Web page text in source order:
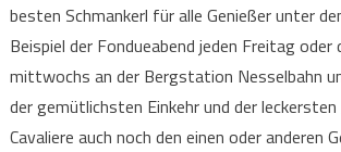
besten Schmankerl für alle Genießer unter
Beispiel der Fondueabend jeden Freitag
mittwochs an der Bergstation Nesselbahn
der gemütlichsten Einkehr und der
Cavaliere auch noch den einen oder anderen